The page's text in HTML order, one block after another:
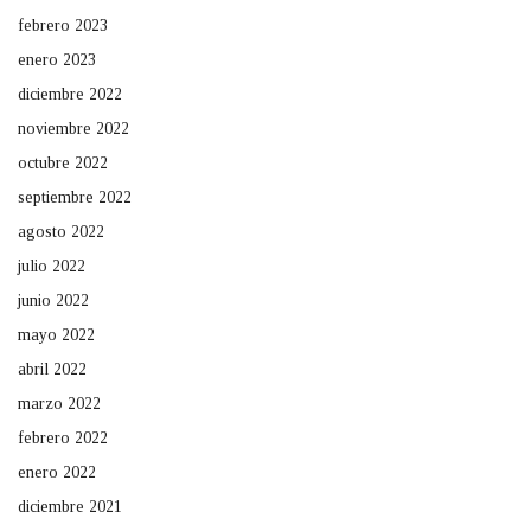
febrero 2023
enero 2023
diciembre 2022
noviembre 2022
octubre 2022
septiembre 2022
agosto 2022
julio 2022
junio 2022
mayo 2022
abril 2022
marzo 2022
febrero 2022
enero 2022
diciembre 2021